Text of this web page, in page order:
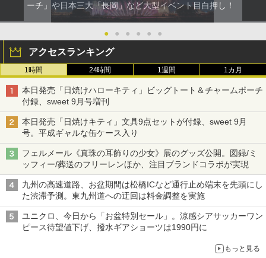
ーチ」や日本三大「長岡」など大型イベント目白押し！
● ● ● ● ● ●
アクセスランキング
1時間 24時間 1週間 1カ月
本日発売「日焼けハローキティ」ビッグトート＆チャームポーチ
付録、sweet 9月号増刊
本日発売「日焼けキティ」文具9点セットが付録、sweet 9月
号。平成ギャルな缶ケース入り
フェルメール《真珠の耳飾りの少女》展のグッズ公開。図録/ミ
ッフィー/葬送のフリーレンほか、注目ブランドコラボが実現
九州の高速道路、お盆期間は松橋ICなど通行止め端末を先頭にし
た渋滞予測。東九州道への迂回は料金調整を実施
ユニクロ、今日から「お盆特別セール」。涼感シアサッカーワン
ピース待望値下げ、撥水ギアショーツは1990円に
もっと見る